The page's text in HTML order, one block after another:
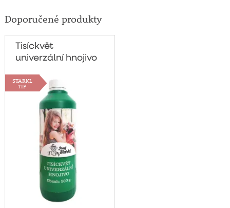
Doporučené produkty
Tisíckvět
univerzální hnojivo
STARKL
TIP